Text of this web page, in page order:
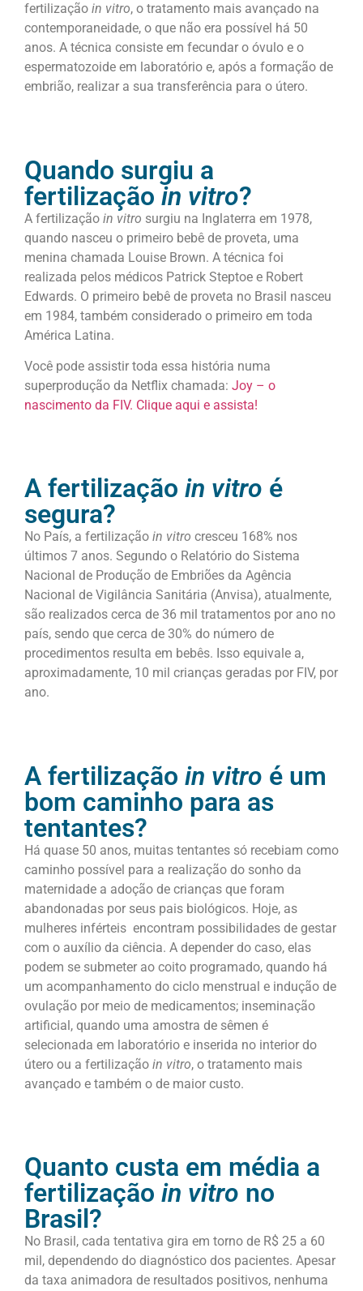
fertilização in vitro, o tratamento mais avançado na
contemporaneidade, o que não era possível há 50
anos. A técnica consiste em fecundar o óvulo e o
espermatozoide em laboratório e, após a formação de
embrião, realizar a sua transferência para o útero.
Quando surgiu a
fertilização in vitro?
A fertilização in vitro surgiu na Inglaterra em 1978,
quando nasceu o primeiro bebê de proveta, uma
menina chamada Louise Brown. A técnica foi
realizada pelos médicos Patrick Steptoe e Robert
Edwards. O primeiro bebê de proveta no Brasil nasceu
em 1984, também considerado o primeiro em toda
América Latina.
Você pode assistir toda essa história numa
superprodução da Netflix chamada: Joy – o
nascimento da FIV. Clique aqui e assista!
A fertilização in vitro é
segura?
No País, a fertilização in vitro cresceu 168% nos
últimos 7 anos. Segundo o Relatório do Sistema
Nacional de Produção de Embriões da Agência
Nacional de Vigilância Sanitária (Anvisa), atualmente,
são realizados cerca de 36 mil tratamentos por ano no
país, sendo que cerca de 30% do número de
procedimentos resulta em bebês. Isso equivale a,
aproximadamente, 10 mil crianças geradas por FIV, por
ano.
A fertilização in vitro é um
bom caminho para as
tentantes?
Há quase 50 anos, muitas tentantes só recebiam como
caminho possível para a realização do sonho da
maternidade a adoção de crianças que foram
abandonadas por seus pais biológicos. Hoje, as
mulheres inférteis encontram possibilidades de gestar
com o auxílio da ciência. A depender do caso, elas
podem se submeter ao coito programado, quando há
um acompanhamento do ciclo menstrual e indução de
ovulação por meio de medicamentos; inseminação
artificial, quando uma amostra de sêmen é
selecionada em laboratório e inserida no interior do
útero ou a fertilização in vitro, o tratamento mais
avançado e também o de maior custo.
Quanto custa em média a
fertilização in vitro no
Brasil?
No Brasil, cada tentativa gira em torno de R$ 25 a 60
mil, dependendo do diagnóstico dos pacientes. Apesar
da taxa animadora de resultados positivos, nenhuma